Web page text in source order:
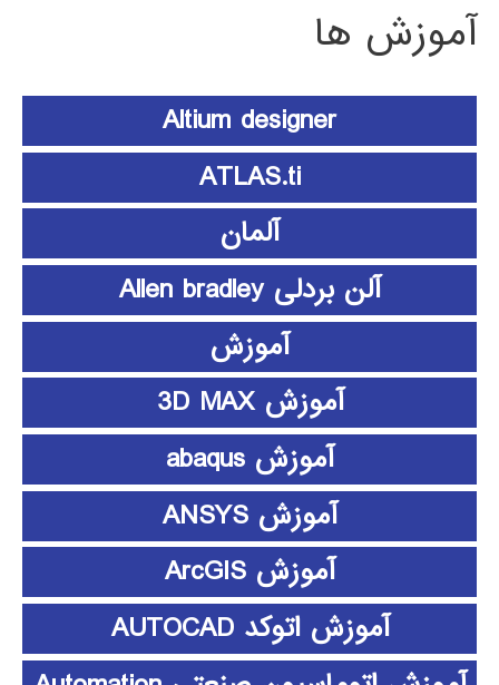
آموزش ها
Altium designer
ATLAS.ti
آلمان
آلن بردلی Allen bradley
آموزش
آموزش 3D MAX
آموزش abaqus
آموزش ANSYS
آموزش ArcGIS
آموزش اتوکد AUTOCAD